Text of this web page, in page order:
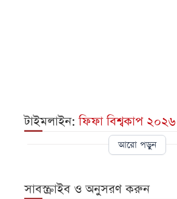
টাইমলাইন:ফিফা বিশ্বকাপ ২০২৬
আরো পড়ুন
সাবস্ক্রাইব ও অনুসরণ করুন